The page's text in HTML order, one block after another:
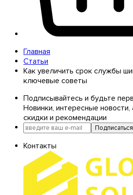
Главная
Статьи
Как увеличить срок службы
ключевые советы
Подписывайтесь и будьте
Новинки, интересные
скидки и рекомендации
Подписаться
Контакты